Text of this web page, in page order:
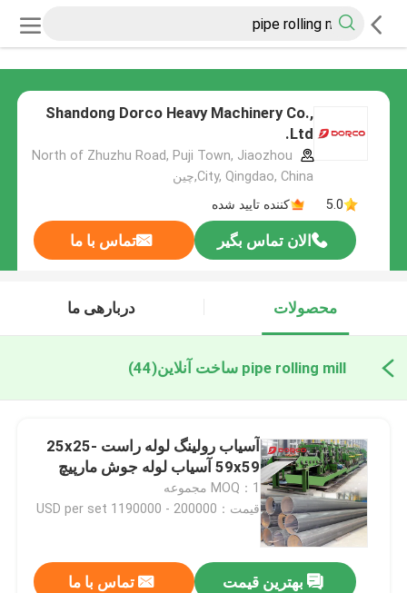
Shandong Dorco Heavy Machinery Co.,
Ltd.
North of Zhuzhu Road, Puji Town, Jiaozhou
City, Qingdao, China,چین
5.0
کننده تایید شده
الان تماس بگیر تماس با ما
محصولات دربارهی ما
pipe rolling mill ساخت آنلاین (44)
آسیاب رولینگ لوله راست 25x25-
59x59 آسیاب لوله جوش مارپیچ
MOQ：1 مجموعه
قیمت：200000 - 1190000 USD per set
بهترین قیمت تماس با ما